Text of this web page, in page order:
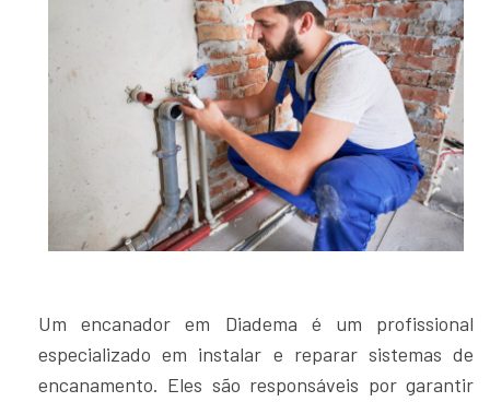
Um encanador em Diadema é um profissional
especializado em instalar e reparar sistemas de
encanamento. Eles são responsáveis por garantir